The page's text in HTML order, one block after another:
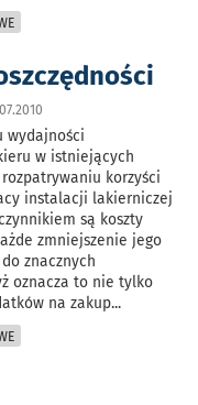
wydajności
w istniejących
korzyści
instalacji lakierniczej
są koszty
zmniejszenie jego
znacznych
oznacza to nie tylko
na zakup...